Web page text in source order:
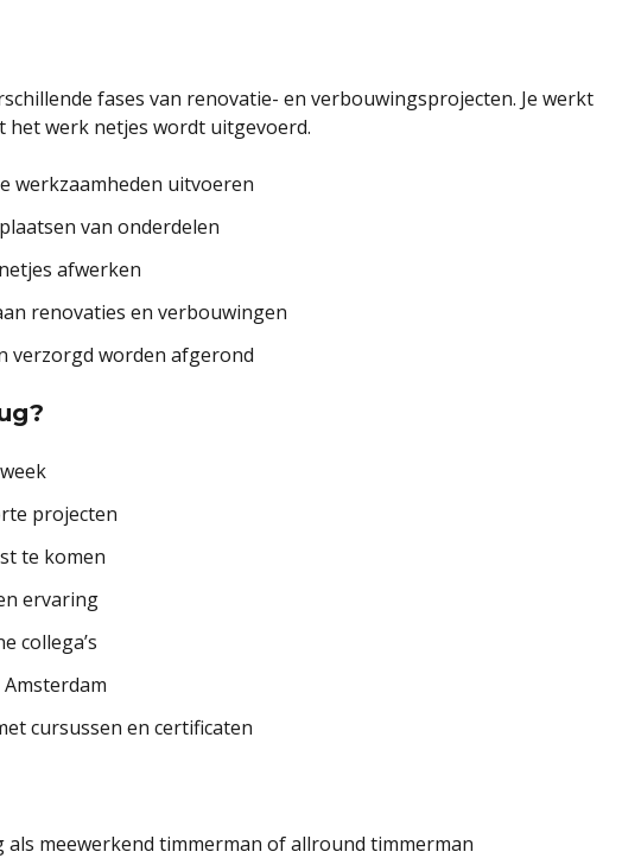
fases van renovatie- en verbouwingsprojecten. Je werkt
het werk netjes wordt uitgevoerd.
werkzaamheden uitvoeren
van onderdelen
afwerken
renovaties en verbouwingen
verzorgd worden afgerond
projecten
te komen
ervaring
collega’s
cursussen en certificaten
meewerkend timmerman of allround timmerman